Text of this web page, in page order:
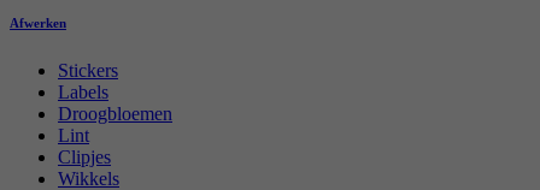
Afwerken
Stickers
Labels
Droogbloemen
Lint
Clipjes
Wikkels